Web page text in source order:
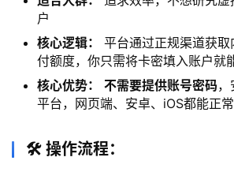
户
核心逻辑：
平台通过正规渠道获
付额度，你只需将卡密填入账户就
核心优势：
不需要提供账号密码
平台，网页端、安卓、iOS都能正
🛠️ 操作流程：